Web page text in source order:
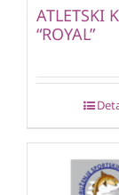
ATLETSKI
“ROYAL”